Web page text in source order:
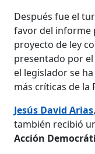
Después fue el
favor del informe
proyecto de ley
presentado por
el legislador se
más críticas de la
Jesús David Arias
también recibió
Acción